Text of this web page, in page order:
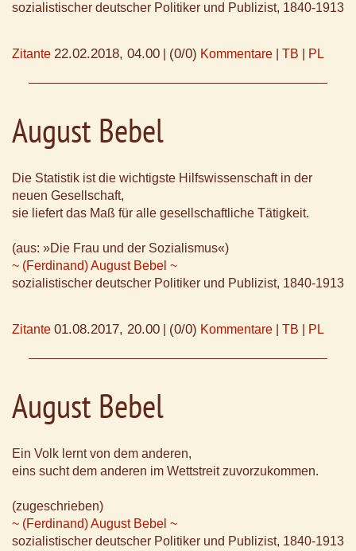
sozialistischer deutscher Politiker und Publizist, 1840-1913
Zitante 22.02.2018, 04.00 (0/0) Kommentare TB PL
August Bebel
Die Statistik ist die wichtigste Hilfswissenschaft in der
neuen Gesellschaft,
sie liefert das Maß für alle gesellschaftliche Tätigkeit.
(aus: »Die Frau und der Sozialismus«)
~ (Ferdinand) August Bebel ~
sozialistischer deutscher Politiker und Publizist, 1840-1913
Zitante 01.08.2017, 20.00 (0/0) Kommentare TB PL
August Bebel
Ein Volk lernt von dem anderen,
eins sucht dem anderen im Wettstreit zuvorzukommen.
(zugeschrieben)
~ (Ferdinand) August Bebel ~
sozialistischer deutscher Politiker und Publizist, 1840-1913